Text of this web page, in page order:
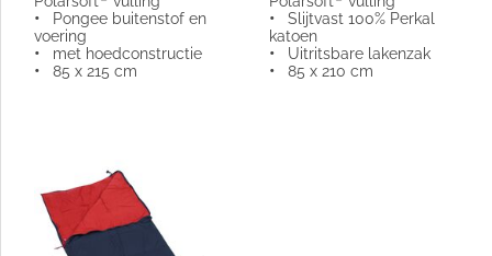
• Pongee buitenstof en
voering
• met hoedconstructie
• 85 x 215 cm
• Slijtvast 100% Perkal
katoen
• Uitritsbare lakenzak
• 85 x 210 cm